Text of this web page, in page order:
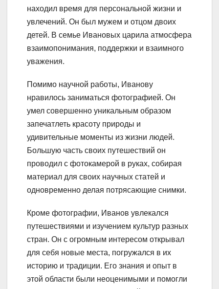
находил время для персональной жизни и
увлечений. Он был мужем и отцом двоих
детей. В семье Ивановых царила атмосфера
взаимопонимания, поддержки и взаимного
уважения.
Помимо научной работы, Иванову
нравилось заниматься фотографией. Он
умел совершенно уникальным образом
запечатлеть красоту природы и
удивительные моменты из жизни людей.
Большую часть своих путешествий он
проводил с фотокамерой в руках, собирая
материал для своих научных статей и
одновременно делая потрясающие снимки.
Кроме фотографии, Иванов увлекался
путешествиями и изучением культур разных
стран. Он с огромным интересом открывал
для себя новые места, погружался в их
историю и традиции. Его знания и опыт в
этой области были неоценимыми и помогли